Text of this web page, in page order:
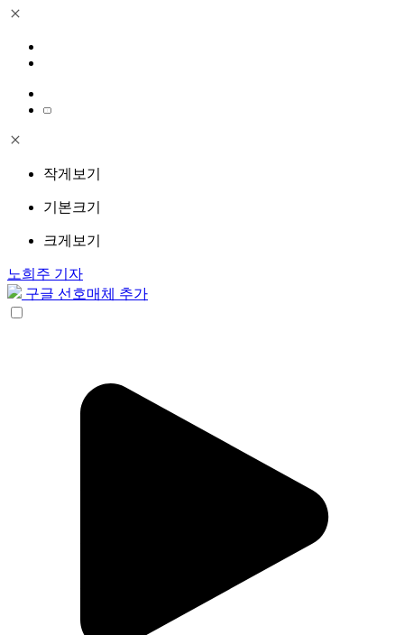
작게보기
기본크기
크게보기
노희주 기자
구글 선호매체 추가